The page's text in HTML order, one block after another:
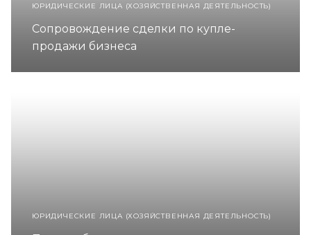
ЮРИДИЧЕСКИЕ ЛИЦА (ХОЗЯЙСТВЕННАЯ ДЕЯТЕЛЬНОСТЬ)
Сопровождение сделки по купле-
продажи бизнеса
ЮРИДИЧЕСКИЕ ЛИЦА (ХОЗЯЙСТВЕННАЯ ДЕЯТЕЛЬНОСТЬ)